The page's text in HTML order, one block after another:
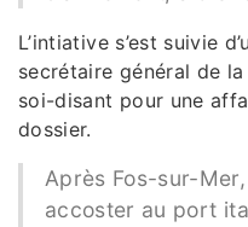
L’intiative s’est suivie
secrétaire général de
soi-disant pour une
dossier.
Après Fos-sur-
accoster au port